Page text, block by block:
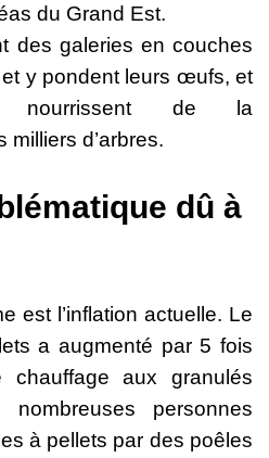
du Grand Est.
des galeries en couches
et y pondent leurs œufs, et
nourrissent de
la
milliers d’arbres.
dû à
est l’inflation actuelle. Le
a augmenté par 5 fois
chauffage aux
granulés
nombreuses
personnes
à pellets par des poêles